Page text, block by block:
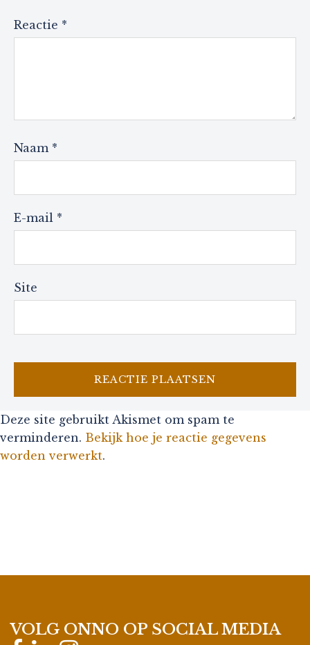
Reactie *
Naam *
E-mail *
Site
Deze site gebruikt Akismet om spam te
verminderen. Bekijk hoe je reactie gegevens
worden verwerkt.
VOLG ONNO OP SOCIAL MEDIA